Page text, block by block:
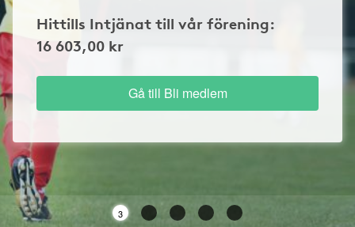
Hittills Intjänat till vår förening:
16 603,00 kr
Gå till Bli medlem
3